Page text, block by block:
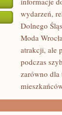
wydarzeń,
Dolnego
Moda
atrakcji, ale
podczas
zarówno